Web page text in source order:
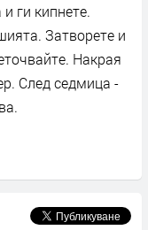
ги кипнете.
Затворете и
Накрая
След седмица -